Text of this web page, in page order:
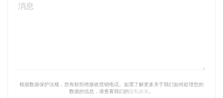
根据数据保护法规，您有权拒绝接收营销电话。如需了解更多关于我们如何处理您的
数据的信息，请查看我们的隐私政策